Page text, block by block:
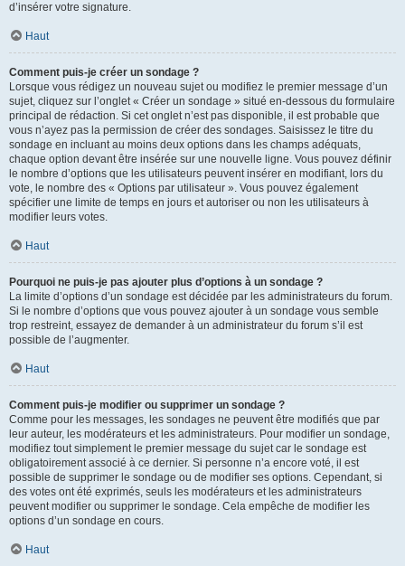
d’insérer votre signature.
Haut
Comment puis-je créer un sondage ?
Lorsque vous rédigez un nouveau sujet ou modifiez le premier message d’un
sujet, cliquez sur l’onglet « Créer un sondage » situé en-dessous du formulaire
principal de rédaction. Si cet onglet n’est pas disponible, il est probable que
vous n’ayez pas la permission de créer des sondages. Saisissez le titre du
sondage en incluant au moins deux options dans les champs adéquats,
chaque option devant être insérée sur une nouvelle ligne. Vous pouvez définir
le nombre d’options que les utilisateurs peuvent insérer en modifiant, lors du
vote, le nombre des « Options par utilisateur ». Vous pouvez également
spécifier une limite de temps en jours et autoriser ou non les utilisateurs à
modifier leurs votes.
Haut
Pourquoi ne puis-je pas ajouter plus d’options à un sondage ?
La limite d’options d’un sondage est décidée par les administrateurs du forum.
Si le nombre d’options que vous pouvez ajouter à un sondage vous semble
trop restreint, essayez de demander à un administrateur du forum s’il est
possible de l’augmenter.
Haut
Comment puis-je modifier ou supprimer un sondage ?
Comme pour les messages, les sondages ne peuvent être modifiés que par
leur auteur, les modérateurs et les administrateurs. Pour modifier un sondage,
modifiez tout simplement le premier message du sujet car le sondage est
obligatoirement associé à ce dernier. Si personne n’a encore voté, il est
possible de supprimer le sondage ou de modifier ses options. Cependant, si
des votes ont été exprimés, seuls les modérateurs et les administrateurs
peuvent modifier ou supprimer le sondage. Cela empêche de modifier les
options d’un sondage en cours.
Haut